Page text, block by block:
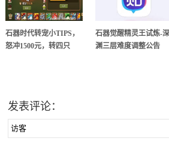
石器时代转宠小TIPS，
怒冲1500元，转四只
石器觉醒精灵王试炼-深
渊三层难度调整公告
发表评论：